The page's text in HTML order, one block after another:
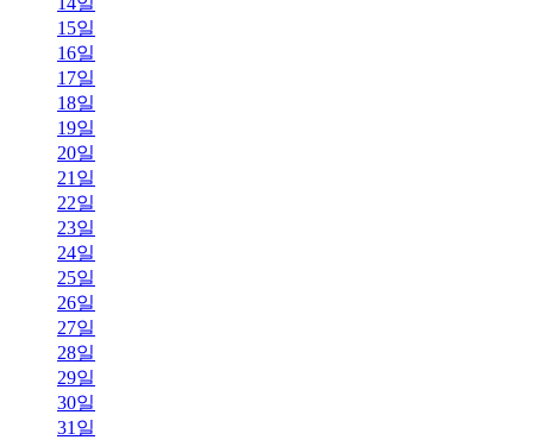
15일
16일
17일
18일
19일
20일
21일
22일
23일
24일
25일
26일
27일
28일
29일
30일
31일